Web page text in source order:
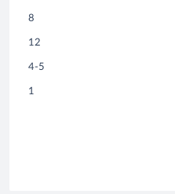
8
12
4-5
1